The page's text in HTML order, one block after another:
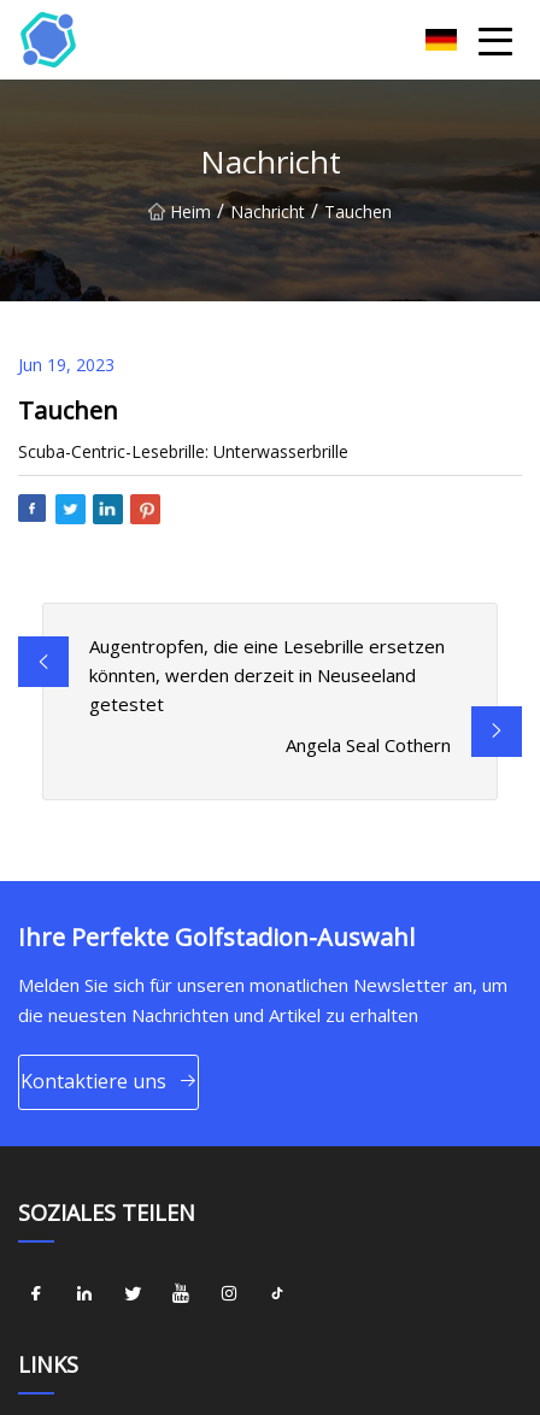
Nachricht
Heim / Nachricht / Tauchen
Jun 19, 2023
Tauchen
Scuba-Centric-Lesebrille: Unterwasserbrille
Augentropfen, die eine Lesebrille ersetzen
könnten, werden derzeit in Neuseeland
getestet
Angela Seal Cothern
Ihre Perfekte Golfstadion-Auswahl
Melden Sie sich für unseren monatlichen Newsletter an, um
die neuesten Nachrichten und Artikel zu erhalten
Kontaktiere uns
SOZIALES TEILEN
LINKS